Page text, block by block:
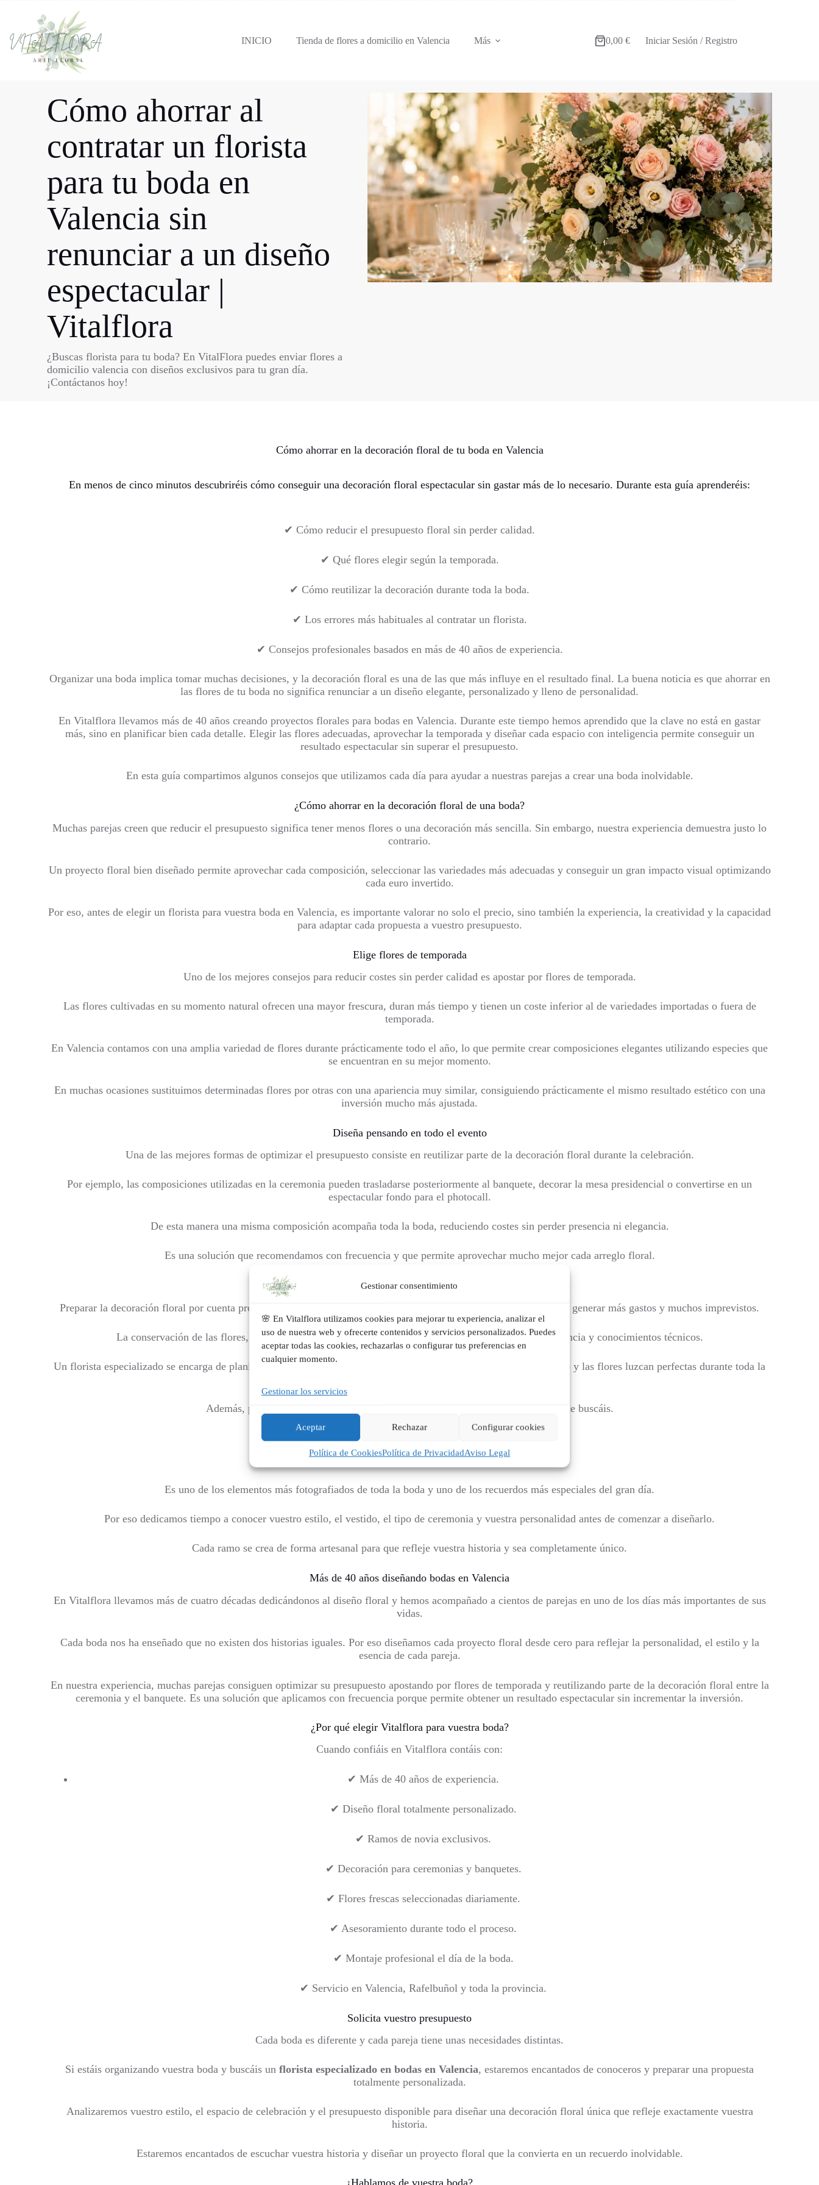
Gestionar consentimiento
🌸 En Vitalflora utilizamos cookies para mejorar tu experiencia, analizar el
uso de nuestra web y ofrecerte contenidos y servicios personalizados. Puedes
aceptar todas las cookies, rechazarlas o configurar tus preferencias en
cualquier momento.
Gestionar los servicios
Aceptar Rechazar Configurar cookies
Política de CookiesPolítica de PrivacidadAviso Legal
INICIO Tienda de flores a domicilio en Valencia Más 0,00 € Iniciar Sesión / Registro
Cómo ahorrar al
contratar un florista
para tu boda en
Valencia sin
renunciar a un diseño
espectacular |
Vitalflora
¿Buscas florista para tu boda? En VitalFlora puedes enviar flores a
domicilio valencia con diseños exclusivos para tu gran día.
¡Contáctanos hoy!
Cómo ahorrar en la decoración floral de tu boda en Valencia
En menos de cinco minutos descubriréis cómo conseguir una decoración floral espectacular sin gastar más de lo necesario. Durante esta guía aprenderéis:
✔ Cómo reducir el presupuesto floral sin perder calidad.
✔ Qué flores elegir según la temporada.
✔ Cómo reutilizar la decoración durante toda la boda.
✔ Los errores más habituales al contratar un florista.
✔ Consejos profesionales basados en más de 40 años de experiencia.
Organizar una boda implica tomar muchas decisiones, y la decoración floral es una de las que más influye en el resultado final. La buena noticia es que ahorrar en
las flores de tu boda no significa renunciar a un diseño elegante, personalizado y lleno de personalidad.
En Vitalflora llevamos más de 40 años creando proyectos florales para bodas en Valencia. Durante este tiempo hemos aprendido que la clave no está en gastar
más, sino en planificar bien cada detalle. Elegir las flores adecuadas, aprovechar la temporada y diseñar cada espacio con inteligencia permite conseguir un
resultado espectacular sin superar el presupuesto.
En esta guía compartimos algunos consejos que utilizamos cada día para ayudar a nuestras parejas a crear una boda inolvidable.
¿Cómo ahorrar en la decoración floral de una boda?
Muchas parejas creen que reducir el presupuesto significa tener menos flores o una decoración más sencilla. Sin embargo, nuestra experiencia demuestra justo lo
contrario.
Un proyecto floral bien diseñado permite aprovechar cada composición, seleccionar las variedades más adecuadas y conseguir un gran impacto visual optimizando
cada euro invertido.
Por eso, antes de elegir un florista para vuestra boda en Valencia, es importante valorar no solo el precio, sino también la experiencia, la creatividad y la capacidad
para adaptar cada propuesta a vuestro presupuesto.
Elige flores de temporada
Uno de los mejores consejos para reducir costes sin perder calidad es apostar por flores de temporada.
Las flores cultivadas en su momento natural ofrecen una mayor frescura, duran más tiempo y tienen un coste inferior al de variedades importadas o fuera de
temporada.
En Valencia contamos con una amplia variedad de flores durante prácticamente todo el año, lo que permite crear composiciones elegantes utilizando especies que
se encuentran en su mejor momento.
En muchas ocasiones sustituimos determinadas flores por otras con una apariencia muy similar, consiguiendo prácticamente el mismo resultado estético con una
inversión mucho más ajustada.
Diseña pensando en todo el evento
Una de las mejores formas de optimizar el presupuesto consiste en reutilizar parte de la decoración floral durante la celebración.
Por ejemplo, las composiciones utilizadas en la ceremonia pueden trasladarse posteriormente al banquete, decorar la mesa presidencial o convertirse en un
espectacular fondo para el photocall.
De esta manera una misma composición acompaña toda la boda, reduciendo costes sin perder presencia ni elegancia.
Es una solución que recomendamos con frecuencia y que permite aprovechar mucho mejor cada arreglo floral.
Confía en un florista especializado
Preparar la decoración floral por cuenta propia puede parecer una buena forma de ahorrar, pero en la práctica suele generar más gastos y muchos imprevistos.
La conservación de las flores, el transporte, el montaje o la coordinación del evento requieren experiencia y conocimientos técnicos.
Un florista especializado se encarga de planificar cada detalle para que todo esté preparado en el momento adecuado y las flores luzcan perfectas durante toda la
Además, puede recomendar alternativas más económicas sin renunciar al estilo que buscáis.
El ramo de novia: una pieza única
El ramo de novia es mucho más que un complemento.
Es uno de los elementos más fotografiados de toda la boda y uno de los recuerdos más especiales del gran día.
Por eso dedicamos tiempo a conocer vuestro estilo, el vestido, el tipo de ceremonia y vuestra personalidad antes de comenzar a diseñarlo.
Cada ramo se crea de forma artesanal para que refleje vuestra historia y sea completamente único.
Más de 40 años diseñando bodas en Valencia
En Vitalflora llevamos más de cuatro décadas dedicándonos al diseño floral y hemos acompañado a cientos de parejas en uno de los días más importantes de sus
vidas.
Cada boda nos ha enseñado que no existen dos historias iguales. Por eso diseñamos cada proyecto floral desde cero para reflejar la personalidad, el estilo y la
esencia de cada pareja.
En nuestra experiencia, muchas parejas consiguen optimizar su presupuesto apostando por flores de temporada y reutilizando parte de la decoración floral entre la
ceremonia y el banquete. Es una solución que aplicamos con frecuencia porque permite obtener un resultado espectacular sin incrementar la inversión.
¿Por qué elegir Vitalflora para vuestra boda?
Cuando confiáis en Vitalflora contáis con:
✔ Más de 40 años de experiencia.
✔ Diseño floral totalmente personalizado.
✔ Ramos de novia exclusivos.
✔ Decoración para ceremonias y banquetes.
✔ Flores frescas seleccionadas diariamente.
✔ Asesoramiento durante todo el proceso.
✔ Montaje profesional el día de la boda.
✔ Servicio en Valencia, Rafelbuñol y toda la provincia.
Solicita vuestro presupuesto
Cada boda es diferente y cada pareja tiene unas necesidades distintas.
Si estáis organizando vuestra boda y buscáis un florista especializado en bodas en Valencia, estaremos encantados de conoceros y preparar una propuesta
totalmente personalizada.
Analizaremos vuestro estilo, el espacio de celebración y el presupuesto disponible para diseñar una decoración floral única que refleje exactamente vuestra
historia.
Estaremos encantados de escuchar vuestra historia y diseñar un proyecto floral que la convierta en un recuerdo inolvidable.